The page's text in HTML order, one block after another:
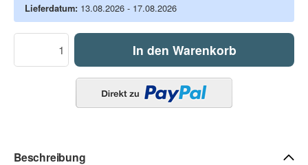
Lieferdatum: 13.08.2026 - 17.08.2026
In den Warenkorb
Beschreibung